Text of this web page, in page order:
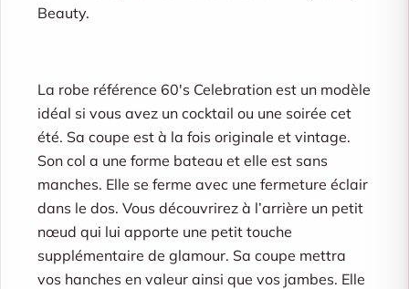
Beauty.
La robe référence 60′s Celebration est un modèle
idéal si vous avez un cocktail ou une soirée cet
été. Sa coupe est à la fois originale et vintage.
Son col a une forme bateau et elle est sans
manches. Elle se ferme avec une fermeture éclair
dans le dos. Vous découvrirez à l’arrière un petit
nœud qui lui apporte une petit touche
supplémentaire de glamour. Sa coupe mettra
vos hanches en valeur ainsi que vos jambes. Elle